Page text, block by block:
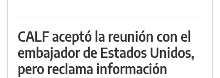
CALF aceptó la reunión con el
embajador de Estados Unidos,
pero reclama información